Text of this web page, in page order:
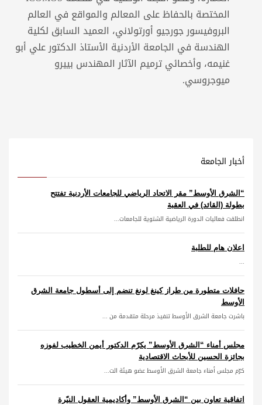
المختصة بالحفاظ على المعالم والمواقع في العالم
البروفيسور جورجيو أورتولاني، العميد السابق لكلية
الهندسة في الجامعة الأردنية الأستاذ الدكتور علي أبو
غنيمه، وأخصائي ترميم الآثار المهندس بييرو
ميوجروسي.
أخبار الجامعة
“الشرق الأوسط” مقر الاتحاد الرياضي للجامعات الأردنية تفتتح
بطولة (القائد) في العقبة
انطلقت فعاليات الدورة الرياضية الشتوية للجامعات...
اعلان هام للطلبة
...
حافلات متطورة من طراز كينغ لونغ تنضم إلى أسطول جامعة الشرق
الأوسط
باشرت جامعة الشرق الأوسط تنفيذ مرحلة متقدمة من ...
مجلس أمناء “الشرق الأوسط” يكرّم الدكتور أيمن الخطيب لفوزه
بجائزة الحسين للأبحاث الاقتصادية
كرّم مجلس أمناء جامعة الشرق الأوسط عضو هيئة الت...
اتفاقية تعاون بين “الشرق الأوسط” وأكاديمية العقول النيّرة